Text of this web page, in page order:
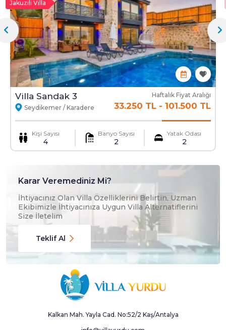
Tüpgaz Giriş Temizliği
Fiyata Dahil Olmayanlar
Ekstra Yatak Ekstra Temizlik
Mama Sandalyesi Ulaşım Hizmeti
Jakuzili Villa
Villa Sandak 3
Seydikemer / Karadere
Haftalık Fiyat Aralığı
33.250 TL - 101.500 TL
Kişi Sayısı
4
Banyo Sayısı
2
Yatak Odası
2
Karar Veremediniz Mi?
İhtiyacınız Olan Villa Özelliklerini Belirtin, Uzman
Ekibimizle İhtiyacınıza Uygun Villa Alternatiflerini
Size İletelim
Teklif Al
Kalkan Mah. Yayla Cad. No:52/2 Kaş/Antalya